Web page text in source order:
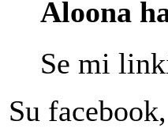
Aloona
Se mi
Su